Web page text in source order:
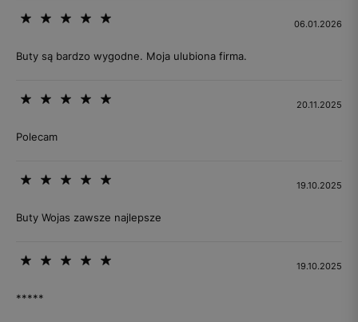
06.01.2026
Buty są bardzo wygodne. Moja ulubiona firma.
20.11.2025
Polecam
19.10.2025
Buty Wojas zawsze najlepsze
19.10.2025
*****